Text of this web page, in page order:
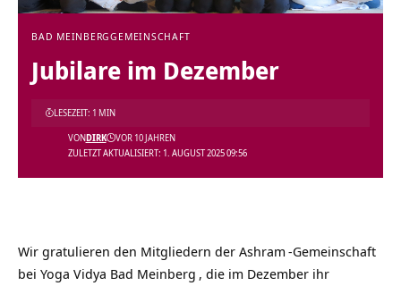
BAD MEINBERGGEMEINSCHAFT
Jubilare im Dezember
ZULETZT AKTUALISIERT: 1. AUGUST 2025 09:56
VONDIRK VOR 10 JAHREN
LESEZEIT: 1 MIN
Wir gratulieren den Mitgliedern der Ashram -Gemeinschaft
bei Yoga Vidya Bad Meinberg , die im Dezember ihr